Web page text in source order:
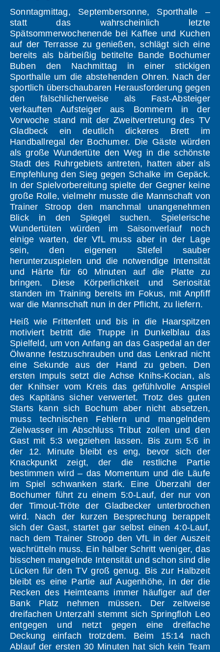
Sonntagmittag, Septembersonne, Sporthalle –
statt das wahrscheinlich letzte
Spätsommerwochenende bei Kaffee und Kuchen
auf der Terrasse zu genießen, schlägt sich eine
bereits als bärbeißig betitelte Bande Bochumer
Buben den Nachmittag in einer stickigen
Sporthalle um die abstehenden Ohren. Nach der
sportlich überschaubaren Herausforderung gegen
den fälschlicherweise als Fast-Absteiger
verkauften Aufsteiger aus Bommern in der
Vorwoche stand mit der Zweitvertretung des TV
Gladbeck ein deutlich dickeres Brett im
Handballregal der Bochumer. Die Gäste würden
als große Wundertüte den Weg in die schönste
Stadt des Ruhrgebiets antreten, hatten aber als
Empfehlung den Sieg gegen Schalke im Gepäck.
In der Spielvorbereitung spielte der Gegner keine
große Rolle, vielmehr musste die Mannschaft von
Trainer Stroop den manchmal unangenehmen
Blick in den Spiegel suchen. Spielerische
Wundertüten würden im Saisonverlauf noch
einige warten, der VfL muss aber in der Lage
sein, den eigenen Stiefel sauber
herunterzuspielen und die notwendige Intensität
und Härte für 60 Minuten auf die Platte zu
bringen. Diese Körperlichkeit und Seriosität
standen im Training bereits im Fokus, mit Anpfiff
war die Mannschaft nun in der Pflicht, zu liefern.
Heiß wie Frittenfett und bis in die Haarspitzen
motiviert betritt die Truppe in Dunkelblau das
Spielfeld, um von Anfang an das Gaspedal an der
Ölwanne festzuschrauben und das Lenkrad nicht
eine Sekunde aus der Hand zu geben. Den
ersten Impuls setzt die Achse Knihs-Kocian, als
der Knihser vom Kreis das gefühlvolle Anspiel
des Kapitäns sicher verwertet. Trotz des guten
Starts kann sich Bochum aber nicht absetzen,
muss technischen Fehlern und mangelndem
Zielwasser im Abschluss Tribut zollen und den
Gast mit 5:3 wegziehen lassen. Bis zum 5:6 in
der 12. Minute bleibt es eng, bevor sich der
Knackpunkt zeigt, der die restliche Partie
bestimmen wird – das Momentum und die Läufe
im Spiel schwanken stark. Eine Überzahl der
Bochumer führt zu einem 5:0-Lauf, der nur von
der Timout-Tröte der Gladbecker unterbrochen
wird. Nach der kurzen Besprechung berappelt
sich der Gast, startet gar selbst einen 4:0-Lauf,
nach dem Trainer Stroop den VfL in der Auszeit
wachrütteln muss. Ein halber Schritt weniger, das
bisschen mangelnde Intensität und schon sind die
Lücken für den TV groß genug. Bis zur Halbzeit
bleibt es eine Partie auf Augenhöhe, in der die
Recken des Heimteams immer häufiger auf der
Bank Platz nehmen müssen. Der zeitweise
dreifachen Unterzahl stemmt sich Springfloh Leo
entgegen und netzt gegen eine dreifache
Deckung einfach trotzdem. Beim 15:14 nach
Ablauf der ersten 30 Minuten hat sich kein Team